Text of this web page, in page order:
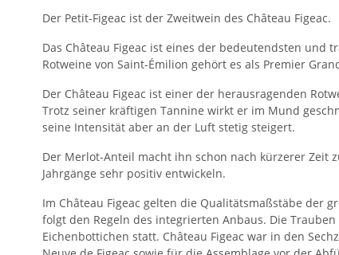
Der Petit-Figeac ist der Zweitwein des Château Figeac.
Das Château Figeac ist eines der bedeutendsten und
Rotweine von Saint-Émilion gehört es als Premier
Der Château Figeac ist einer der herausragenden
Trotz seiner kräftigen Tannine wirkt er im Mund
seine Intensität aber an der Luft stetig steigert.
Der Merlot-Anteil macht ihn schon nach kürzerer Zeit
Jahrgänge sehr positiv entwickeln.
Im Château Figeac gelten die Qualitätsmaßstäbe der
folgt den Regeln des integrierten Anbaus. Die
Eichenbottichen statt. Château Figeac war in den